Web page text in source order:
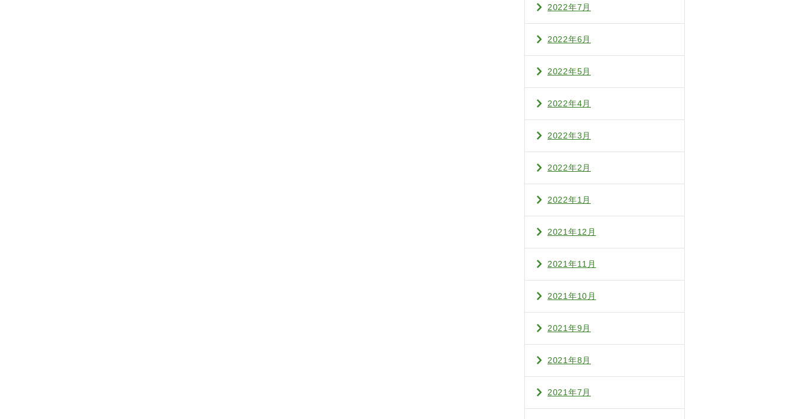
2022年7月
2022年6月
2022年5月
2022年4月
2022年3月
2022年2月
2022年1月
2021年12月
2021年11月
2021年10月
2021年9月
2021年8月
2021年7月